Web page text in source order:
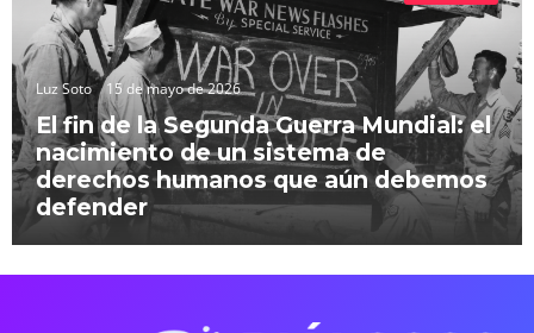
Luz Soto 15 de mayo de 2026
El fin de la Segunda Guerra Mundial: el
nacimiento de un sistema de
derechos humanos que aún debemos
defender